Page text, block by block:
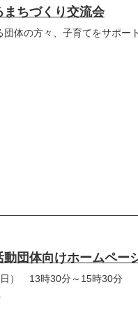
ちづくり交流会
体の方々、子育てをサポー
動団体向けホームペー
日） 13時30分～15時30分